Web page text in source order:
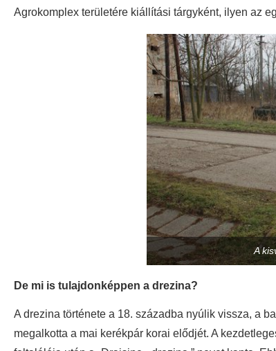
Agrokomplex területére kiállítási tárgyként, ilyen az
A
De mi is tulajdonképpen a drezina?
A drezina története a 18. századba nyúlik vissza, a
megalkotta a mai kerékpár korai elődjét. A